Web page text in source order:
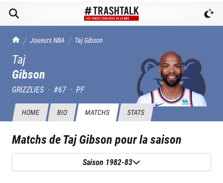
TrashTalk Actu NBA
Joueurs NBA TajGibson
Taj
Gibson
GRIZZLIES · #67 · PF
HOME BIO MATCHS STATS
Matchs deTaj Gibsonpour la saison
Saison 1982-83